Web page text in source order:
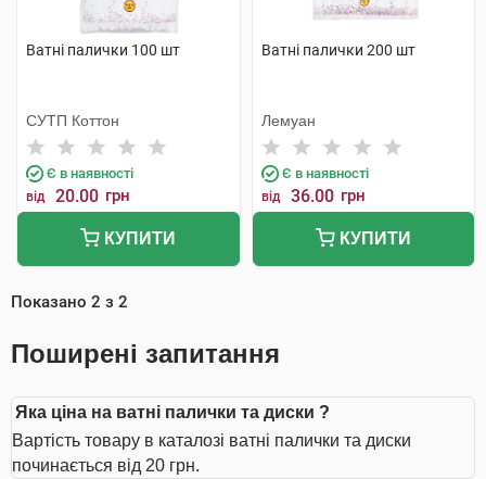
Ватні палички 100 шт
СУТП Коттон
Є в наявності
від 20.00 грн
КУПИТИ
Ватні палички 200 шт
Лемуан
Є в наявності
від 36.00 грн
КУПИТИ
Показано 2 з 2
Поширені запитання
Яка ціна на ватні палички та диски ?
Вартість товару в каталозі ватні палички та диски
починається від 20 грн.